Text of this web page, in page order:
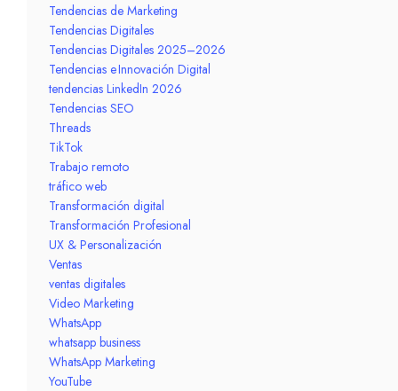
Tendencias de Marketing
Tendencias Digitales
Tendencias Digitales 2025–2026
Tendencias e Innovación Digital
tendencias LinkedIn 2026
Tendencias SEO
Threads
TikTok
Trabajo remoto
tráfico web
Transformación digital
Transformación Profesional
UX & Personalización
Ventas
ventas digitales
Video Marketing
WhatsApp
whatsapp business
WhatsApp Marketing
YouTube